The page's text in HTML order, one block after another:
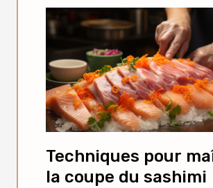
Techniques pour
la coupe du sashimi